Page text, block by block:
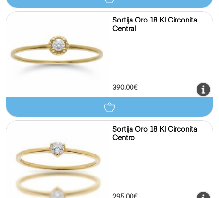
Sortija Oro 18 Kl Circonita
Central
390.00€
Sortija Oro 18 Kl Circonita
Centro